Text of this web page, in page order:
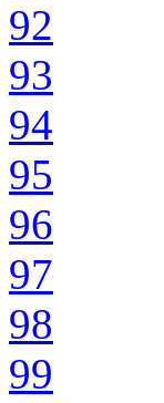
92
93
94
95
96
97
98
99